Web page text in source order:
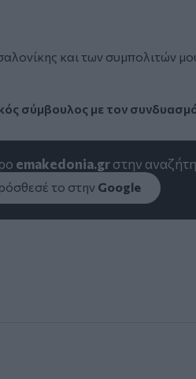
και των συμπολιτών
σύμβουλος με τον
emakedonia.grστην
το στην Google